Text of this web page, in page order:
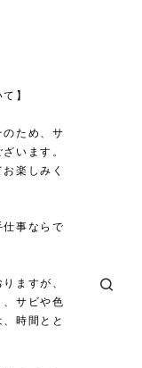
】
のため、サ
います。
楽しみく
仕事ならで
ますが、
サビや色
時間とと